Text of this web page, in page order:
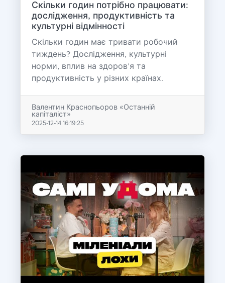
Скільки годин потрібно працювати:
дослідження, продуктивність та
культурні відмінності
Скільки годин має тривати робочий
тиждень? Дослідження, культурні
норми, вплив на здоров’я та
продуктивність у різних країнах.
Валентин Краснопьоров «Останній
капіталіст»
2025-12-14 16:19:25